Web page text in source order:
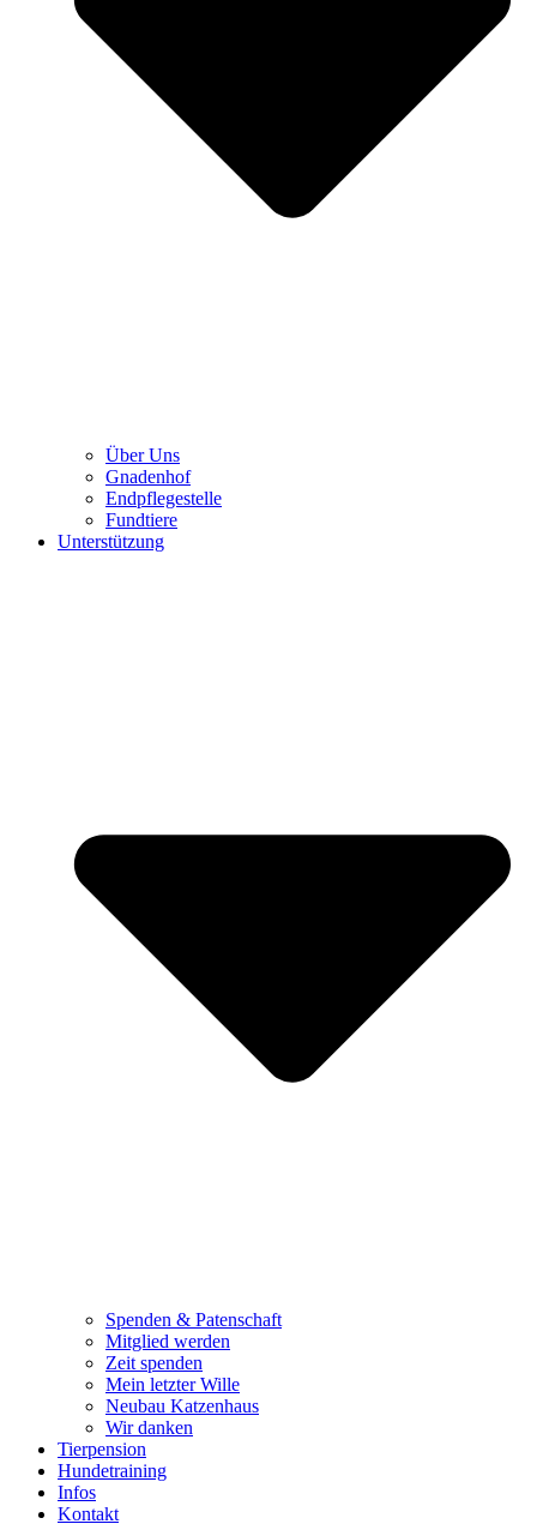
Über Uns
Gnadenhof
Endpflegestelle
Fundtiere
Unterstützung
Spenden & Patenschaft
Mitglied werden
Zeit spenden
Mein letzter Wille
Neubau Katzenhaus
Wir danken
Tierpension
Hundetraining
Infos
Kontakt